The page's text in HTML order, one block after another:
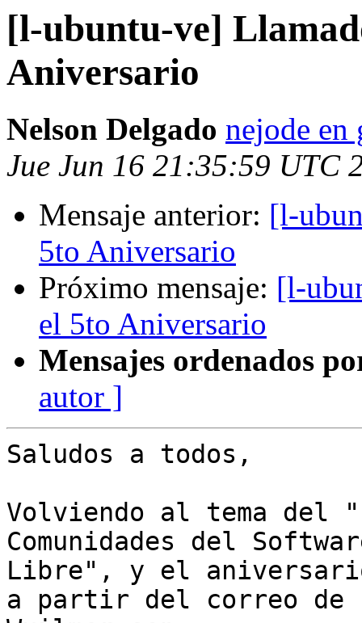
[l-ubuntu-ve]
Aniversario
Nelson Delgado nejode en
Jue Jun 16 21:35:59 UTC
Mensaje anterior: [l-
5to Aniversario
Próximo mensaje: [l-
el 5to Aniversario
Mensajes ordenados
autor ]
Saludos a todos,
Volviendo al tema del
Comunidades del
Libre", y el
a partir del correo de